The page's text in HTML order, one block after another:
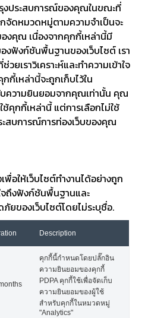
งประสบการณ์ของคุณในขณะที่
ดหมวดหมู่ตามความจำเป็นจะ
องคุณ เนื่องจากคุกกี้เหล่านี้มี
งฟังก์ชันพื้นฐานของเว็บไซต์ เรา
เราวิเคราะห์และทำความเข้าใจ
กี้เหล่านี้จะถูกเก็บไว้ใน
บความยินยอมจากคุณเท่านั้น คุณ
ช้คุกกี้เหล่านี้ แต่การเลือกไม่ใช้
สบการณ์การท่องเว็บของคุณ
พื่อให้เว็บไซต์ทำงานได้อย่างถูก
ถึงฟังก์ชันพื้นฐานและ
ของเว็บไซต์โดยไม่ระบุชื่อ.
Description
คุกกี้นี้กำหนดโดยปลั๊กอิน
ความยินยอมของคุกกี้
PDPA คุกกี้ใช้เพื่อจัดเก็บ
ความยินยอมของผู้ใช้
สำหรับคุกกี้ในหมวดหมู่
"Analytics"